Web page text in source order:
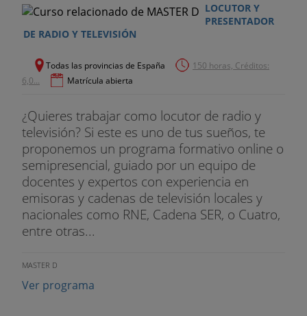
Licenciada en Periodismo. Amplia
experiencia académica y profesional en
comunicación sanitaria.
Cayetano Espinosa Bueso
Coordinador del Grado.
Máster en Periodismo Multimedia. Máster en
Producción de Contenidos. Grado en
Comunicación. Cofundador de la empresa Com
Som Cumunicación. Guionista del
departamento de Ficción y Ajenas de TVV.
Dra. Miriam Arely Vázquez Vidal
Docente del Grado.
LOCUTOR Y
PRESENTADOR
DE RADIO Y TELEVISIÓN
Todas las provincias de España
150 horas, Créditos:
6,0...
Matrícula abierta
¿Quieres trabajar como locutor de radio y
televisión? Si este es uno de tus sueños, te
proponemos un programa formativo online o
semipresencial, guiado por un equipo de
docentes y expertos con experiencia en
emisoras y cadenas de televisión locales y
nacionales como RNE, Cadena SER, o Cuatro,
entre otras...
MASTER D
Ver programa